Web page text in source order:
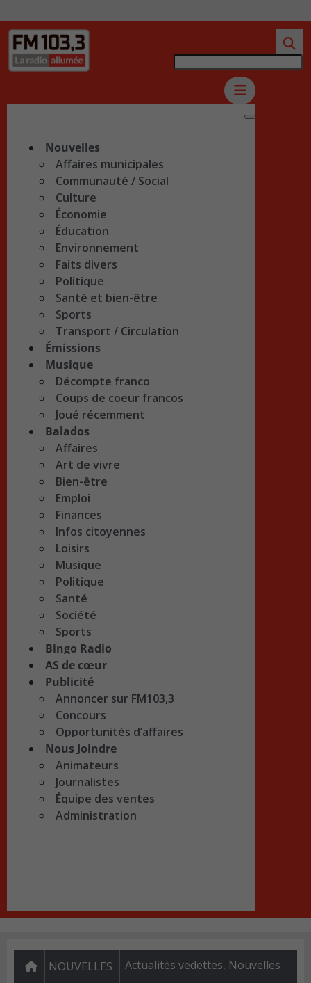
Nouvelles
Affaires municipales
Communauté / Social
Culture
Économie
Éducation
Environnement
Faits divers
Politique
Santé et bien-être
Sports
Transport / Circulation
Émissions
Musique
Décompte franco
Coups de coeur francos
Joué récemment
Balados
Affaires
Art de vivre
Bien-être
Emploi
Finances
Infos citoyennes
Loisirs
Musique
Politique
Santé
Société
Sports
Bingo Radio
AS de cœur
Publicité
Annoncer sur FM103,3
Concours
Opportunités d’affaires
Nous Joindre
Animateurs
Journalistes
Équipe des ventes
Administration
NOUVELLES Actualités vedettes, Nouvelles